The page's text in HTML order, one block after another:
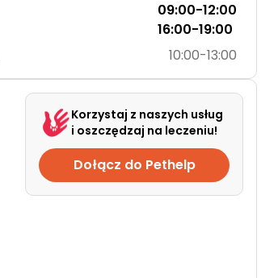
09:00-12:00
16:00-19:00
10:00-13:00
Korzystaj z naszych usług
i oszczędzaj na leczeniu!
Dołącz do Pethelp